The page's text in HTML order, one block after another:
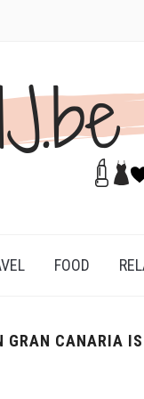
FOOD
GRAN CANARIA